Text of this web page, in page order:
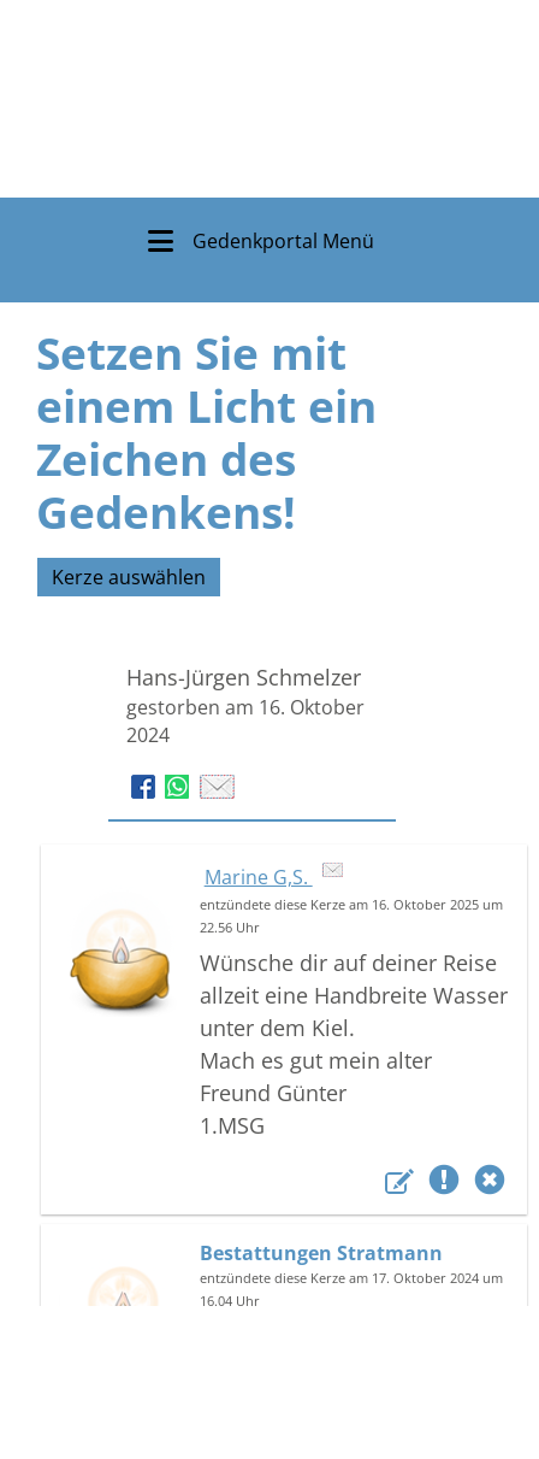
Gedenkportal Menü
Setzen Sie mit
einem Licht ein
Zeichen des
Gedenkens!
Kerze auswählen
Hans-Jürgen Schmelzer
gestorben am 16. Oktober
2024
Marine G,S.
entzündete diese Kerze am 16. Oktober 2025 um
22.56 Uhr
Wünsche dir auf deiner Reise
allzeit eine Handbreite Wasser
unter dem Kiel.
Mach es gut mein alter
Freund Günter
1.MSG
Bestattungen Stratmann
entzündete diese Kerze am 17. Oktober 2024 um
16.04 Uhr